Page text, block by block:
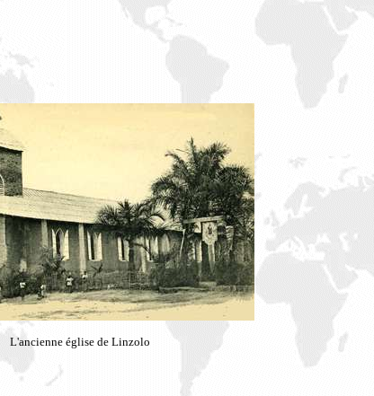
L'ancienne église de Linzolo